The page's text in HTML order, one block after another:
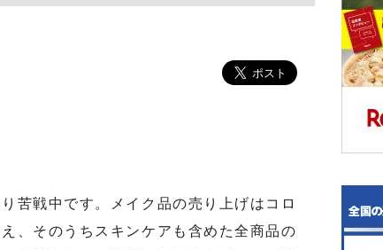
苦戦中です。メイク品の売り上げはコロ
、そのうちスキンケアも含めた全商品の